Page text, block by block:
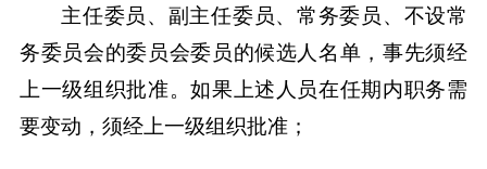
主任委员、副主任委员、常务委员、不设常
务委员会的委员会委员的候选人名单，事先须经
上一级组织批准。如果上述人员在任期内职务需
要变动，须经上一级组织批准；